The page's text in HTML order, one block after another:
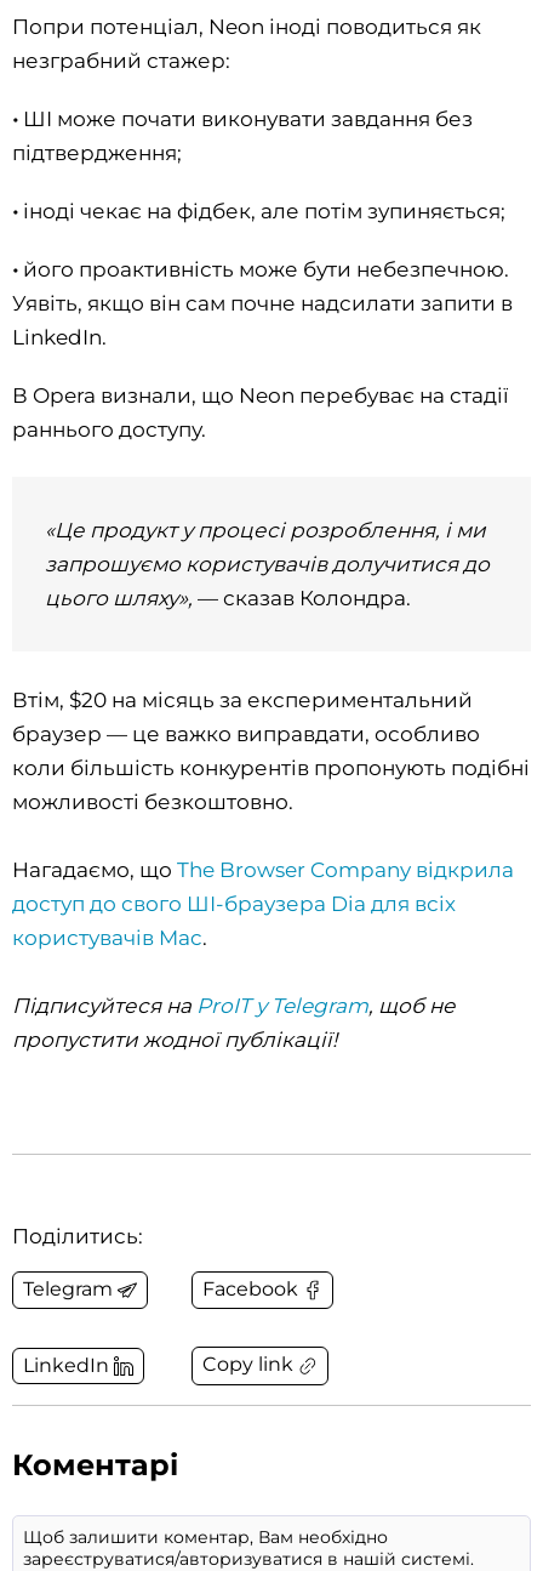
Попри потенціал, Neon іноді поводиться як
незграбний стажер:
• ШІ може почати виконувати завдання без
підтвердження;
• іноді чекає на фідбек, але потім зупиняється;
• його проактивність може бути небезпечною.
Уявіть, якщо він сам почне надсилати запити в
LinkedIn.
В Opera визнали, що Neon перебуває на стадії
раннього доступу.
«Це продукт у процесі розроблення, і ми
запрошуємо користувачів долучитися до
цього шляху»,— сказав Колондра.
Втім, $20 на місяць за експериментальний
браузер — це важко виправдати, особливо
коли більшість конкурентів пропонують подібні
можливості безкоштовно.
Нагадаємо, що The Browser Company відкрила
доступ до свого ШІ-браузера Dia для всіх
користувачів Mac.
Підписуйтеся на ProIT у Telegram, щоб не
пропустити жодної публікації!
Поділитись:
Telegram Facebook
LinkedIn Copy link
Коментарі